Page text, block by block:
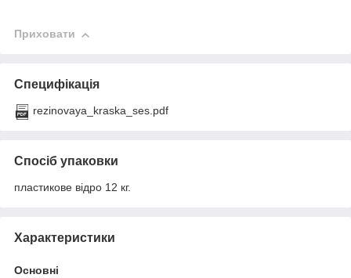
Приховати
Специфікація
rezinovaya_kraska_ses.pdf
Спосіб упаковки
пластикове відро 12 кг.
Характеристики
Основні